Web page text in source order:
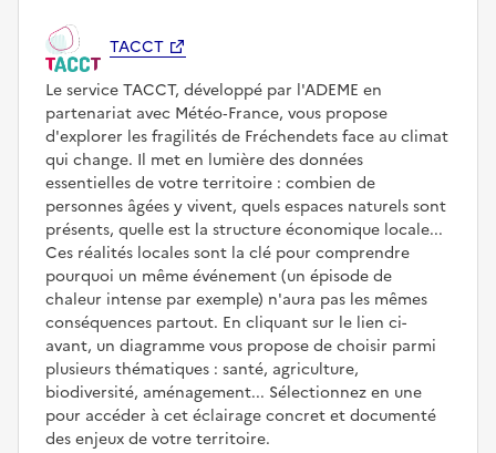
TACCT
Le service TACCT, développé par l'ADEME en
partenariat avec Météo‑France, vous propose
d'explorer les fragilités de Fréchendets face au climat
qui change. Il met en lumière des données
essentielles de votre territoire : combien de
personnes âgées y vivent, quels espaces naturels sont
présents, quelle est la structure économique locale...
Ces réalités locales sont la clé pour comprendre
pourquoi un même événement (un épisode de
chaleur intense par exemple) n'aura pas les mêmes
conséquences partout. En cliquant sur le lien ci-
avant, un diagramme vous propose de choisir parmi
plusieurs thématiques : santé, agriculture,
biodiversité, aménagement... Sélectionnez en une
pour accéder à cet éclairage concret et documenté
des enjeux de votre territoire.